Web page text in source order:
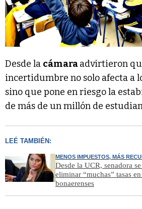
Desde la cámaraadvirtieron
incertidumbre no solo afecta a
sino que pone en riesgo la
de más de un millón de
LEÉ TAMBIÉN:
MENOS IMPUESTOS, MÁS
Desde la UCR, senadora
eliminar “muchas” tasas
bonaerenses